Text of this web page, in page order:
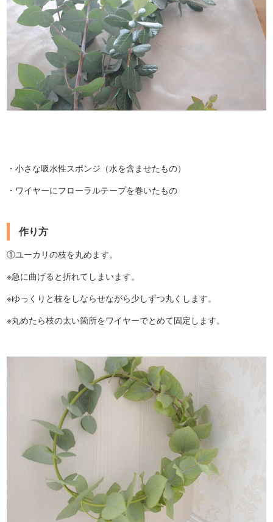
・小さな吸水性スポンジ（水を含ませたもの）
・ワイヤーにフローラルテープを巻いたもの
作り方
①ユーカリの枝を丸めます。
※急に曲げると折れてしまいます。
※ゆっくりと枝をしならせながら少しずつ丸くします。
※丸めたら枝の太い箇所をワイヤーでとめて固定します。